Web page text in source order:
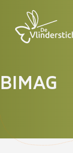
BIMAG